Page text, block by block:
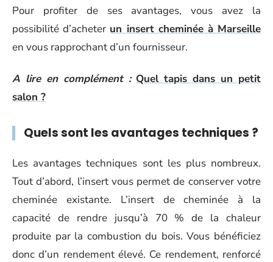
Pour profiter de ses avantages, vous avez la
possibilité d’acheter un insert cheminée à Marseille
en vous rapprochant d’un fournisseur.
A lire en complément : Quel tapis dans un petit
salon ?
Quels sont les avantages techniques ?
Les avantages techniques sont les plus nombreux.
Tout d’abord, l’insert vous permet de conserver votre
cheminée existante. L’insert de cheminée à la
capacité de rendre jusqu’à 70 % de la chaleur
produite par la combustion du bois. Vous bénéficiez
donc d’un rendement élevé. Ce rendement, renforcé